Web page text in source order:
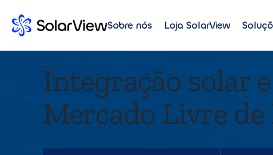
Sobre nós Loja SolarView
Integração solar
Mercado Livre